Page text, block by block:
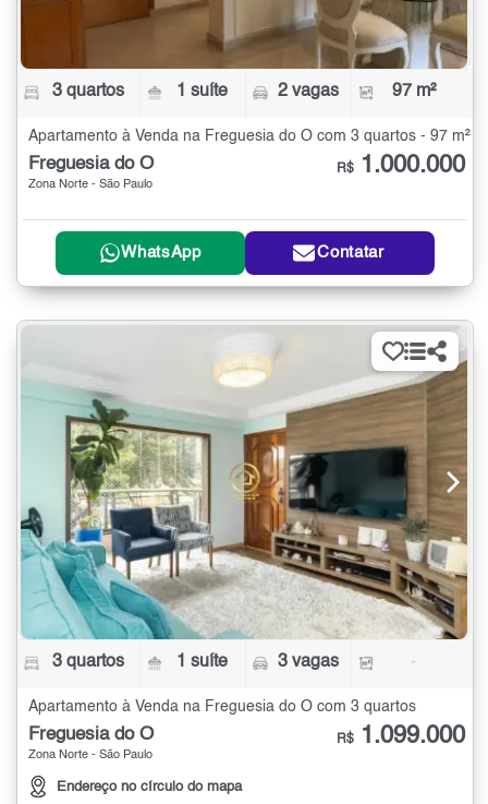
3 quartos 1 suíte 2 vagas 97 m²
Apartamento à Venda na Freguesia do Ó com 3 quartos - 97 m²
Freguesia do Ó
Zona Norte - São Paulo
R$ 1.000.000
WhatsApp Contatar
3 quartos 1 suíte 3 vagas -
Apartamento à Venda na Freguesia do Ó com 3 quartos
Freguesia do Ó
Zona Norte - São Paulo
Endereço no círculo do mapa
R$ 1.099.000